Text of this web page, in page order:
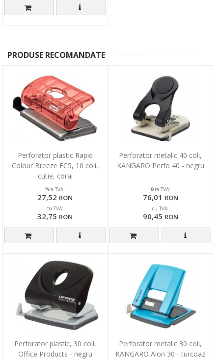
PRODUSE RECOMANDATE
Perforator plastic Rapid
Colour`Breeze FC5, 10 coli,
cutie, corai
fara TVA:
27,52 RON
cu TVA:
32,75 RON
Perforator metalic 40 coli,
KANGARO Perfo 40 - negru
fara TVA:
76,01 RON
cu TVA:
90,45 RON
Perforator plastic, 30 coli,
Office Products - negru
Perforator metalic 30 coli,
KANGARO Aion 30 - turcoaz